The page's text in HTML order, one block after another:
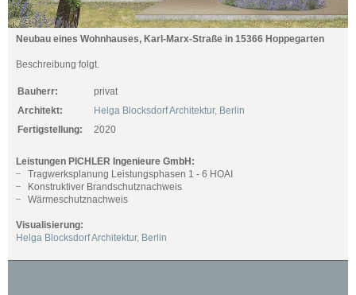
Neubau eines Wohnhauses, Karl-Marx-Straße in 15366 Hoppegarten
Beschreibung folgt.
Bauherr:
privat
Architekt:
Helga Blocksdorf Architektur, Berlin
Fertigstellung:
2020
Leistungen PICHLER Ingenieure GmbH:
Tragwerksplanung Leistungsphasen 1 - 6 HOAI
Konstruktiver Brandschutznachweis
Wärmeschutznachweis
Visualisierung:
Helga Blocksdorf Architektur, Berlin